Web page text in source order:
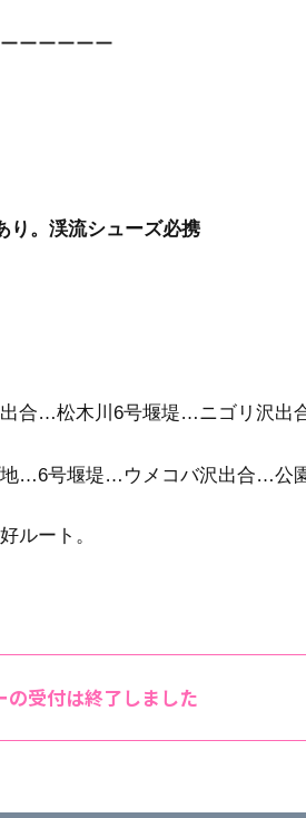
ーーーーー
り。渓流シューズ必携
合…松木川6号堰堤…ニゴリ沢出
号堰堤…ウメコバ沢出合…公園
ルート。
の受付は終了しました